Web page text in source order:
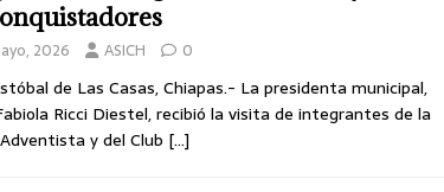
2026 ASICH 0
de Las Casas, Chiapas.- La presidenta municipal,
Ricci Diestel, recibió la visita de integrantes de la
y del Club […]